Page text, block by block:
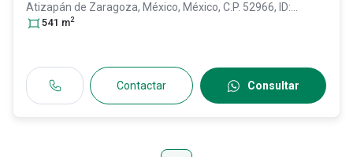
Atizapán de Zaragoza, México, México, C.P. 52966, ID:
27037910
541 m2
Contactar Consultar